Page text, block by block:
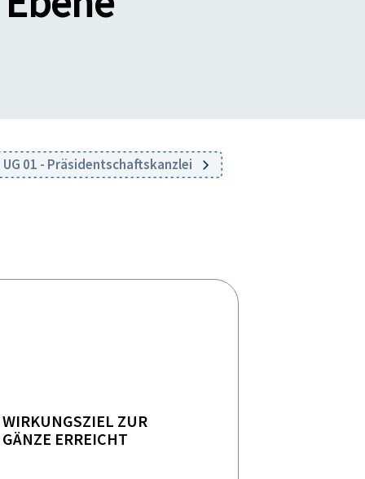
UG 01 - Präsidentschaftskanzlei
WIRKUNGSZIEL ZUR
GÄNZE ERREICHT